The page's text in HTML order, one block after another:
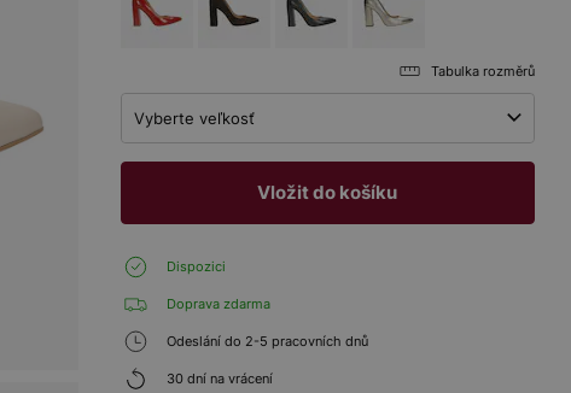
Tabulka rozměrů
Vyberte veľkosť
Vložit do košíku
Dispozici
Doprava zdarma
Odeslání do 2-5 pracovních dnů
30 dní na vrácení